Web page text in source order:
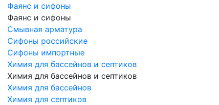
Фаянс и сифоны
Фаянс и сифоны
Смывная арматура
Сифоны российские
Сифоны импортные
Химия для бассейнов и септиков
Химия для бассейнов и септиков
Химия для бассейнов
Химия для септиков